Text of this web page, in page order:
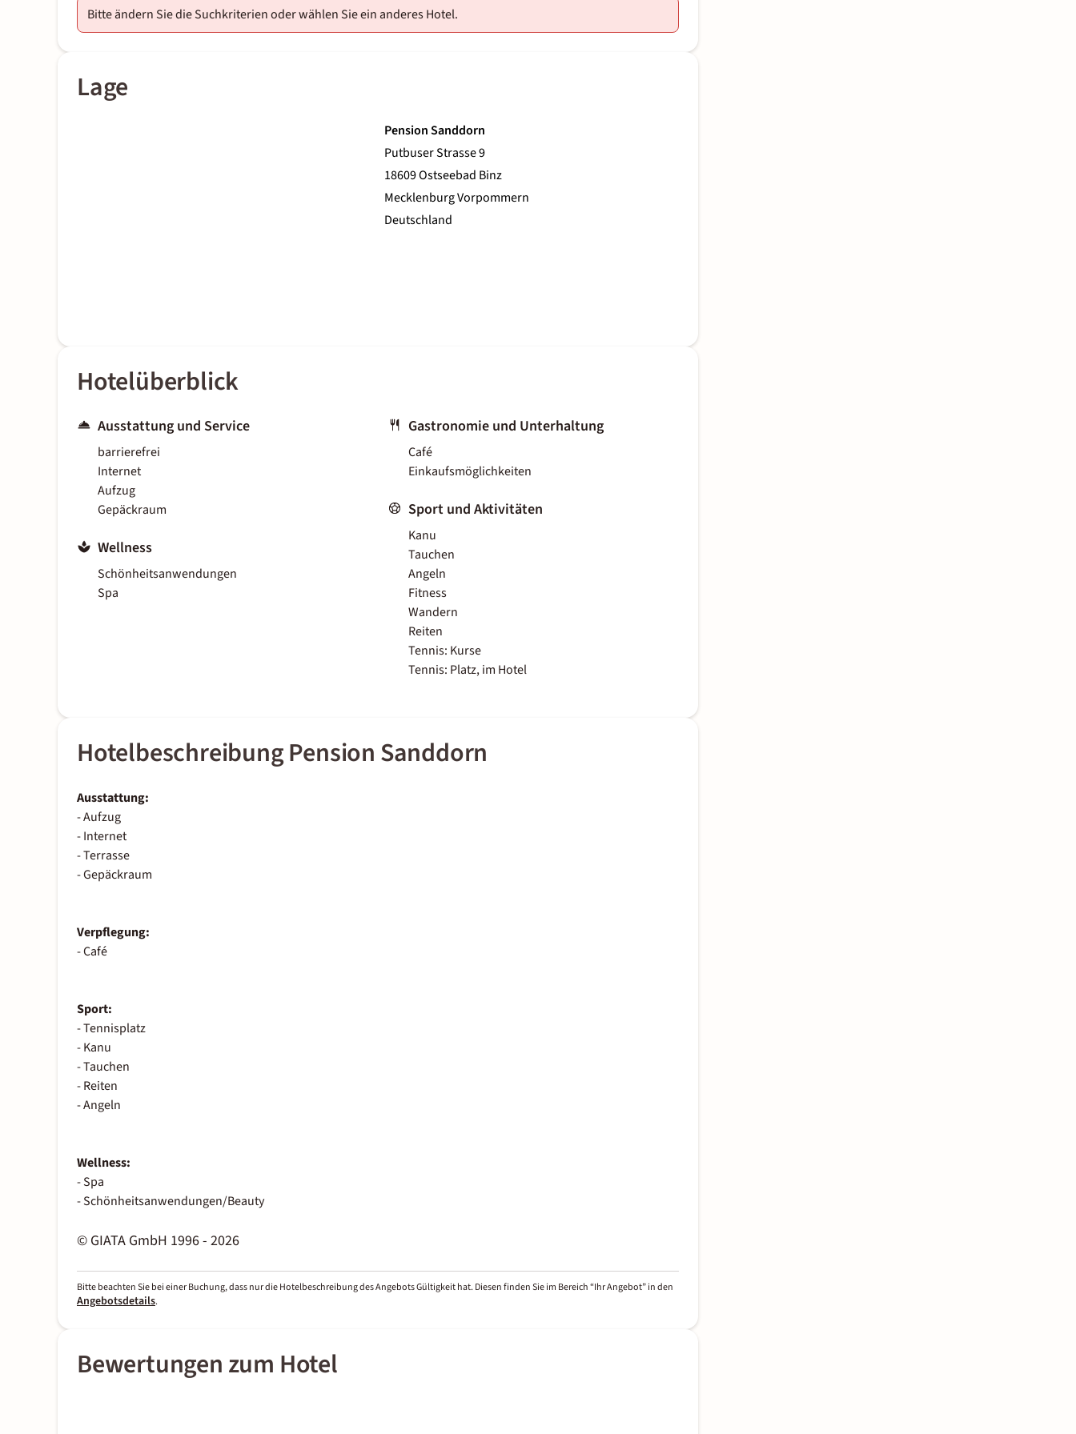
Bitte ändern Sie die Suchkriterien oder wählen Sie ein anderes Hotel.
Lage
Pension Sanddorn
Putbuser Strasse 9
18609 Ostseebad Binz
Mecklenburg Vorpommern
Deutschland
Hotelüberblick
Ausstattung und Service
barrierefrei
Internet
Aufzug
Gepäckraum
Wellness
Schönheitsanwendungen
Spa
Gastronomie und Unterhaltung
Café
Einkaufsmöglichkeiten
Sport und Aktivitäten
Kanu
Tauchen
Angeln
Fitness
Wandern
Reiten
Tennis: Kurse
Tennis: Platz, im Hotel
Hotelbeschreibung Pension Sanddorn
Ausstattung:
- Aufzug
- Internet
- Terrasse
- Gepäckraum
Verpflegung:
- Café
Sport:
- Tennisplatz
- Kanu
- Tauchen
- Reiten
- Angeln
Wellness:
- Spa
- Schönheitsanwendungen/Beauty
© GIATA GmbH 1996 - 2026
Bitte beachten Sie bei einer Buchung, dass nur die Hotelbeschreibung des Angebots Gültigkeit hat. Diesen finden Sie im Bereich “Ihr Angebot” in den
Angebotsdetails.
Bewertungen zum Hotel